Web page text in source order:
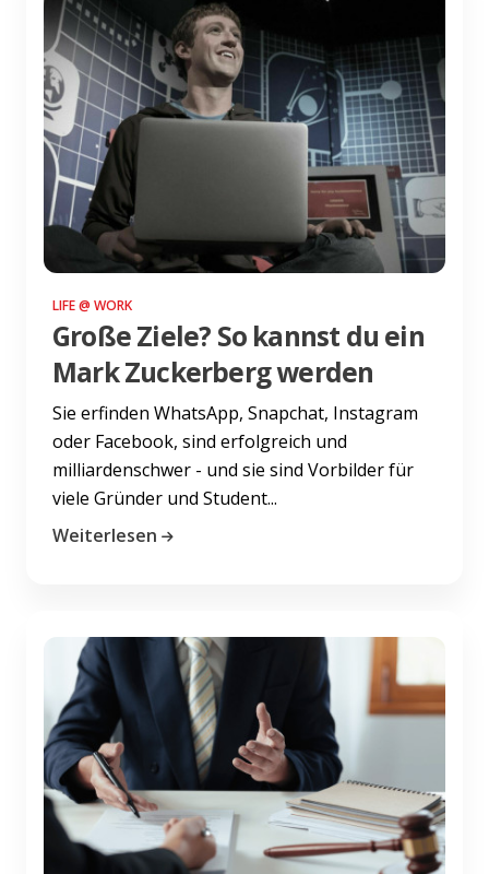
LIFE @ WORK
Große Ziele? So kannst du ein
Mark Zuckerberg werden
Sie erfinden WhatsApp, Snapchat, Instagram
oder Facebook, sind erfolgreich und
milliardenschwer - und sie sind Vorbilder für
viele Gründer und Student...
Weiterlesen